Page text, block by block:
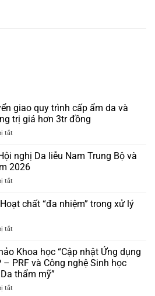
giao quy trình cấp ẩm da và
trị giá hơn 3tr đồng
tắtở
Phí]
Chuyển
giao
quy
cấp
và
bộ
quà
tặng
giá
nghị Da liễu Nam Trung Bộ và
2026
tắtở
2026
|
nghị
liễu
Nam
Trung
Bộ
và
chất “đa nhiệm” trong xử lý
tắtở
–
Hoạt
chất
“đa
nhiệm”
Khoa học “Cập nhật Ứng dụng
– PRF và Công nghệ Sinh học
thẩm mỹ”
tắtở